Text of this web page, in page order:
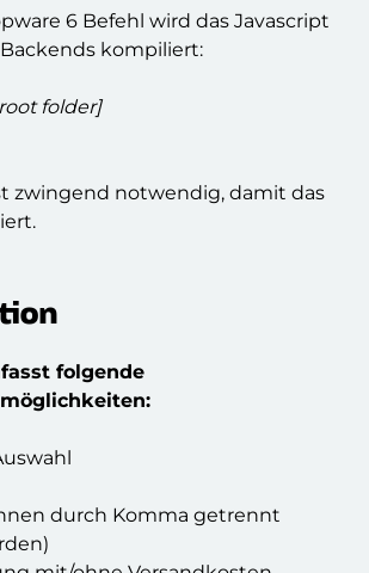
6 Befehl wird das Javascript
kompiliert:
folder]
zwingend notwendig, damit das
folgende
durch Komma getrennt